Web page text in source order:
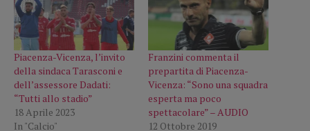
Piacenza-Vicenza, l’invito
della sindaca Tarasconi e
dell’assessore Dadati:
“Tutti allo stadio”
18 Aprile 2023
In "Calcio"
Franzini commenta il
prepartita di Piacenza-
Vicenza: “Sono una squadra
esperta ma poco
spettacolare” – AUDIO
12 Ottobre 2019